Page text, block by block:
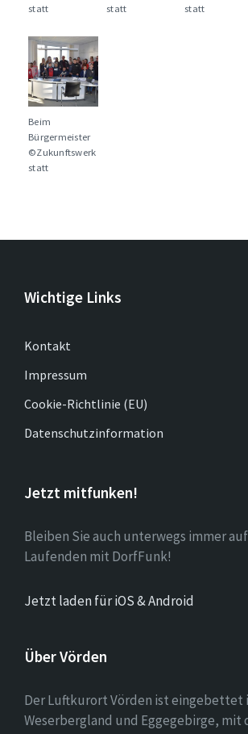
statt
statt
statt
Beim
Bürgermeister
©Zukunftswerk
statt
Wichtige Links
Kontakt
Impressum
Cookie-Richtlinie (EU)
Datenschutzinformation
Jetzt mitfunken!
Bleiben Sie auch unterwegs immer
Laufenden mit DorfFunk!
Jetzt laden für iOS & Android
Über Vörden
Der Luftkurort Vörden ist eingebettet
Weserbergland und Eggegebirge, mit